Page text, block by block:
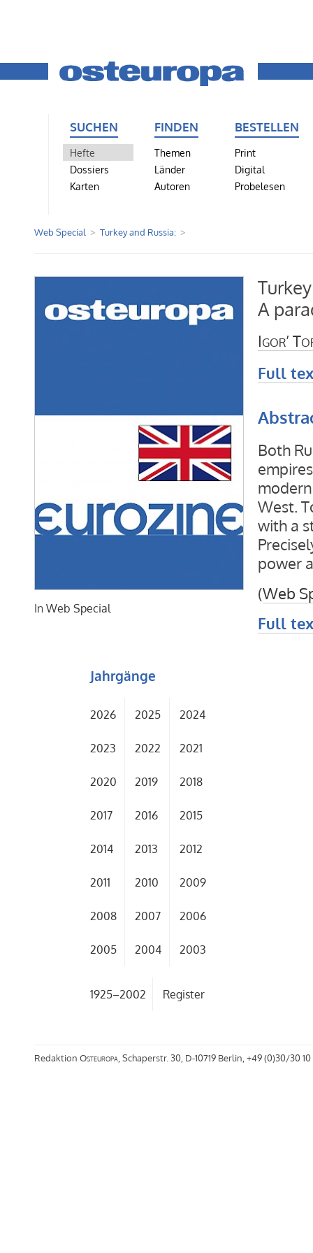
SUCHEN
Hefte
Dossiers
Karten
FINDEN
Themen
Länder
Autoren
BESTELLEN
Print
Digital
Probelesen
Web Special Turkey and Russia:
In Web Special
A
Igor’
Full
Both
West.
with a
power
(Web
Full
Jahrgänge
2026 2025 2024
2023 2022 2021
2020 2019 2018
2017 2016 2015
2014 2013 2012
2011 2010 2009
2008 2007 2006
2005 2004 2003
1925–2002 Register
Redaktion Osteuropa, Schaperstr. 30, D-10719 Berlin, +49 (0)30/30